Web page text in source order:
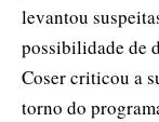
levantou
possibilidade de
Coser criticou a
torno do